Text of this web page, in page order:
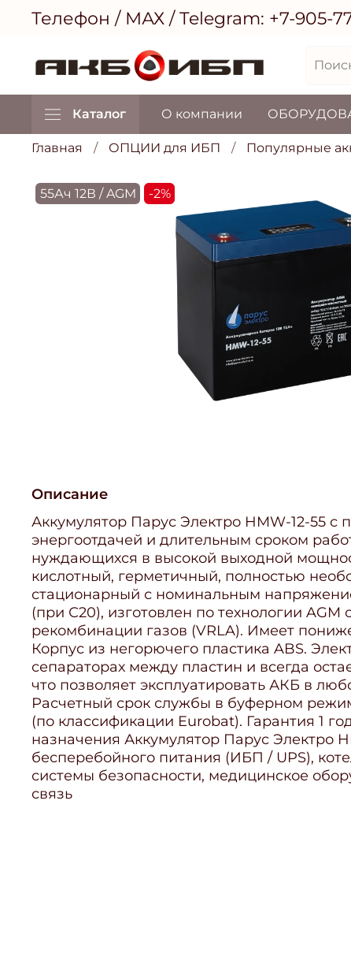
Телефон / МАХ / Telegram: +7-905-
Каталог О компании
Главная ОПЦИИ для ИБП Популярные
Описание
Аккумулятор Парус Электро HMW-12-55 с
энергоотдачей и длительным сроком
нуждающихся в высокой выходной
кислотный, герметичный, полностью
стационарный с номинальным
(при С20), изготовлен по технологии AGM
рекомбинации газов (VRLA). Имеет
Корпус из негорючего пластика ABS.
сепараторах между пластин и всегда
что позволяет эксплуатировать АКБ в
Расчетный срок службы в буферном
(по классификации Eurobat). Гарантия 1
назначения Аккумулятор Парус Электро
бесперебойного питания (ИБП / UPS),
системы безопасности, медицинское
связь
55Ач 12В / AGM -2%